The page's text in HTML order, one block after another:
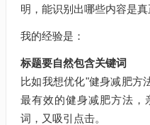
明，能识别出哪些内容是真
我的经验是：
标题要自然包含关键词
比如我想优化"健身减肥方
最有效的健身减肥方法，
词，又吸引点击。